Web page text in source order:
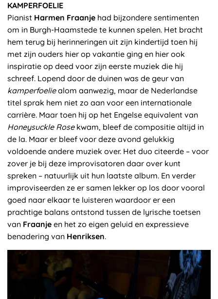
KAMPERFOELIE
Pianist Harmen Fraanje had bijzondere sentimenten
om in Burgh-Haamstede te kunnen spelen. Het bracht
hem terug bij herinneringen uit zijn kindertijd toen hij
met zijn ouders hier op vakantie ging en hier ook
inspiratie op deed voor zijn eerste muziek die hij
schreef. Lopend door de duinen was de geur van
kamperfoeliealom aanwezig, maar de Nederlandse
titel sprak hem niet zo aan voor een internationale
carrière. Maar toen hij op het Engelse equivalent van
Honeysuckle Rosekwam, bleef de compositie altijd in
de la. Maar er bleef voor deze avond gelukkig
voldoende andere muziek over. Het duo citeerde – voor
zover je bij deze improvisatoren daar over kunt
spreken – natuurlijk uit hun laatste album. En verder
improviseerden ze er samen lekker op los door vooral
goed naar elkaar te luisteren waardoor er een
prachtige balans ontstond tussen de lyrische toetsen
van Fraanje en het zo eigen geluid en expressieve
benadering van Henriksen.